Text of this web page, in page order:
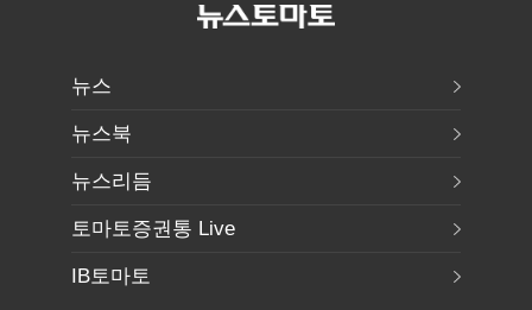
뉴스
뉴스북
뉴스리듬
토마토증권통 Live
IB토마토